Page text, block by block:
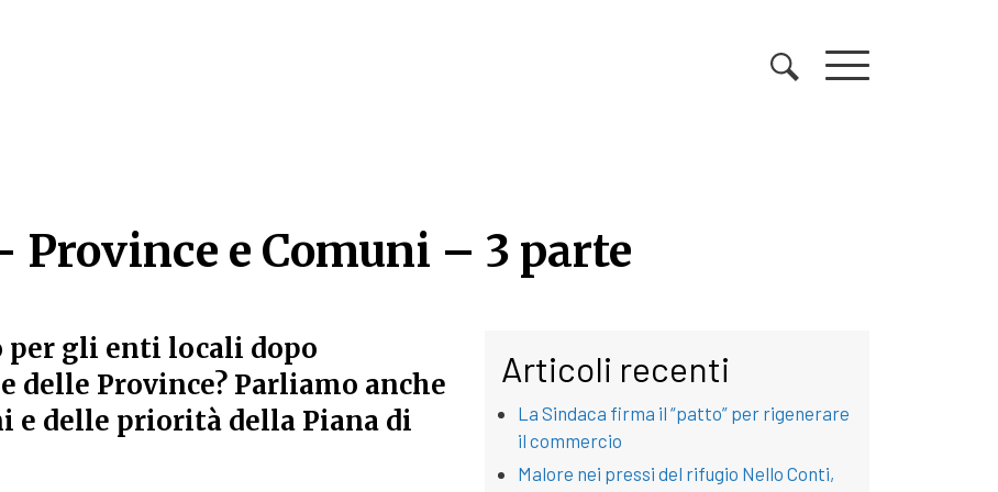
Province e Comuni – 3 parte
Province e Comuni – 3 parte
per gli enti locali dopo
delle Province? Parliamo anche
e delle priorità della Piana di
Articoli recenti
La Sindaca firma il “patto” per rigenerare
il commercio
Malore nei pressi del rifugio Nello Conti,